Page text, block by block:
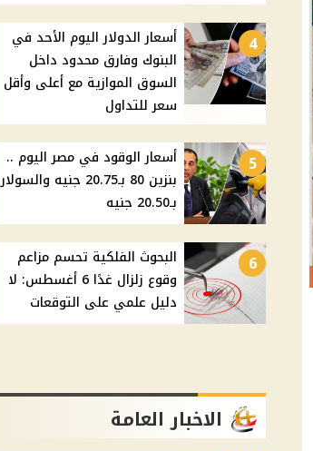
4
أسعار الدولار اليوم الأحد في
البنوك وفارق محدود داخل
السوق الموازية مع أعلى وأقل
سعر للتداول
5
أسعار الوقود في مصر اليوم ..
بنزين 80 بـ20.75 جنيه والسولار
بـ20.50 جنيه
6
البحوث الفلكية تحسم مزاعم
وقوع زلزال غدًا 6 أغسطس: لا
دليل علمي على التوقعات
الاخبار العامة